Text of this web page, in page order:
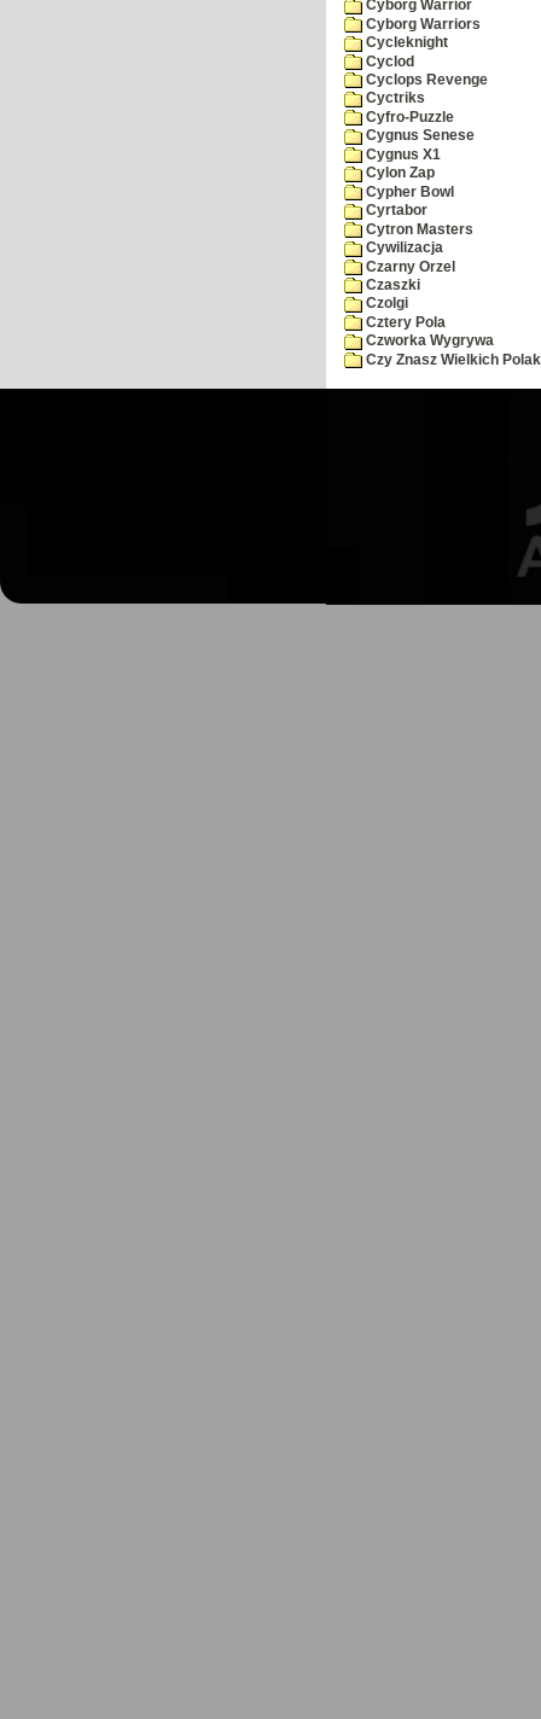
Cyborg Warrior
Cyborg Warriors
Cycleknight
Cyclod
Cyclops Revenge
Cyctriks
Cyfro-Puzzle
Cygnus Senese
Cygnus X1
Cylon Zap
Cypher Bowl
Cyrtabor
Cytron Masters
Cywilizacja
Czarny Orzel
Czaszki
Czolgi
Cztery Pola
Czworka Wygrywa
Czy Znasz Wielkich